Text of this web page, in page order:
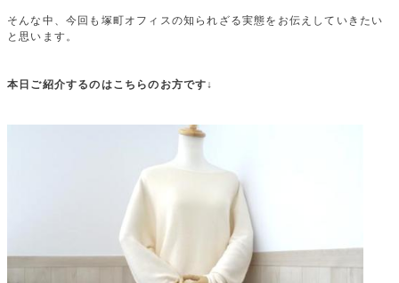
そんな中、今回も塚町オフィスの知られざる実態をお伝えしていきたい
と思います。
本日ご紹介するのはこちらのお方です↓